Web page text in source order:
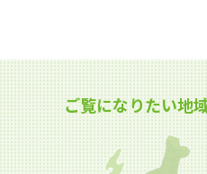
ご覧になりたい地